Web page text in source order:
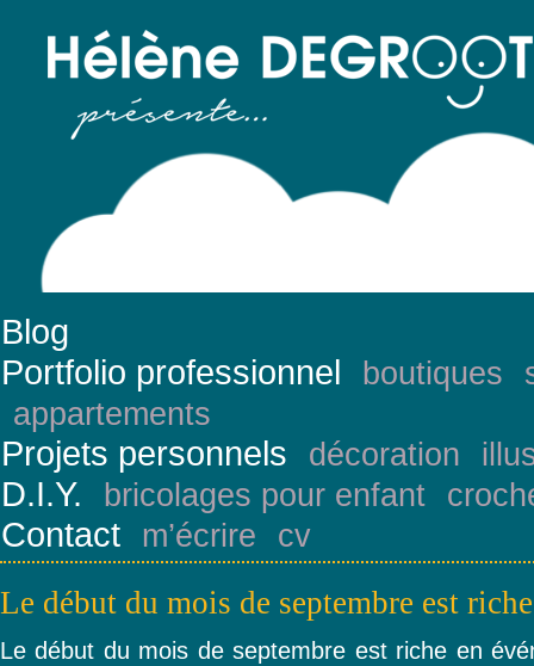
Blog
Portfolio professionnel
boutiques
appartements
Projets personnels décoration
D.I.Y. bricolages pour enfant
Contact m’écrire
cv
Le début du mois de septembre est
Le début du mois de septembre est riche en